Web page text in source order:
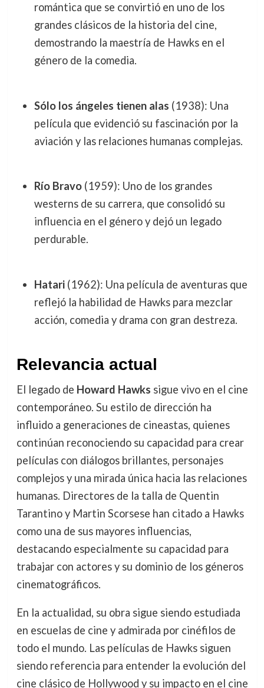
romántica que se convirtió en uno de los
grandes clásicos de la historia del cine,
demostrando la maestría de Hawks en el
género de la comedia.
Sólo los ángeles tienen alas (1938): Una
película que evidenció su fascinación por la
aviación y las relaciones humanas complejas.
Río Bravo(1959): Uno de los grandes
westerns de su carrera, que consolidó su
influencia en el género y dejó un legado
perdurable.
Hatari(1962): Una película de aventuras que
reflejó la habilidad de Hawks para mezclar
acción, comedia y drama con gran destreza.
Relevancia actual
El legado de Howard Hawks sigue vivo en el cine
contemporáneo. Su estilo de dirección ha
influido a generaciones de cineastas, quienes
continúan reconociendo su capacidad para crear
películas con diálogos brillantes, personajes
complejos y una mirada única hacia las relaciones
humanas. Directores de la talla de Quentin
Tarantino y Martin Scorsese han citado a Hawks
como una de sus mayores influencias,
destacando especialmente su capacidad para
trabajar con actores y su dominio de los géneros
cinematográficos.
En la actualidad, su obra sigue siendo estudiada
en escuelas de cine y admirada por cinéfilos de
todo el mundo. Las películas de Hawks siguen
siendo referencia para entender la evolución del
cine clásico de Hollywood y su impacto en el cine